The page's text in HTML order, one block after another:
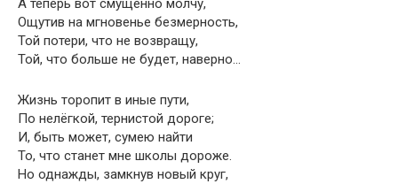
А теперь вот смущённо молчу,
Ощутив на мгновенье безмерность,
Той потери, что не возвращу,
Той, что больше не будет, наверно…
Жизнь торопит в иные пути,
По нелёгкой, тернистой дороге;
И, быть может, сумею найти
То, что станет мне школы дороже.
Но однажды, замкнув новый круг,